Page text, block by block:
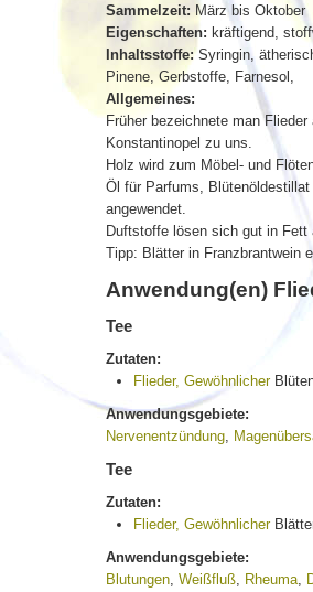
Sammelzeit: März bis Oktober
Eigenschaften: kräftigend,
Inhaltsstoffe:Syringin,
Pinene, Gerbstoffe, Farnesol,
Allgemeines:
Früher bezeichnete man
Konstantinopel zu uns.
Holz wird zum Möbel- und
Öl für Parfums,
angewendet.
Duftstoffe lösen sich gut in Fett
Tipp: Blätter in Franzbrantwein
Anwendung(en)
Tee
Zutaten:
Flieder, Gewöhnlicher
Anwendungsgebiete:
Nervenentzündung,
Tee
Zutaten:
Flieder, Gewöhnlicher
Anwendungsgebiete:
Blutungen, Weißfluß, Rheuma,